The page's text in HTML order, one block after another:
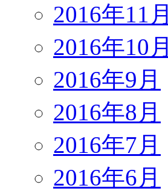
2016年11月
2016年10月
2016年9月
2016年8月
2016年7月
2016年6月